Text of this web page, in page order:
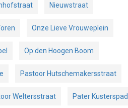
Nieuwstraat
Onze Lieve Vrouweplein
Op den Hoogen Boom
Pastoor Hutschemakersstraat
Weltersstraat Pater Kusterspad